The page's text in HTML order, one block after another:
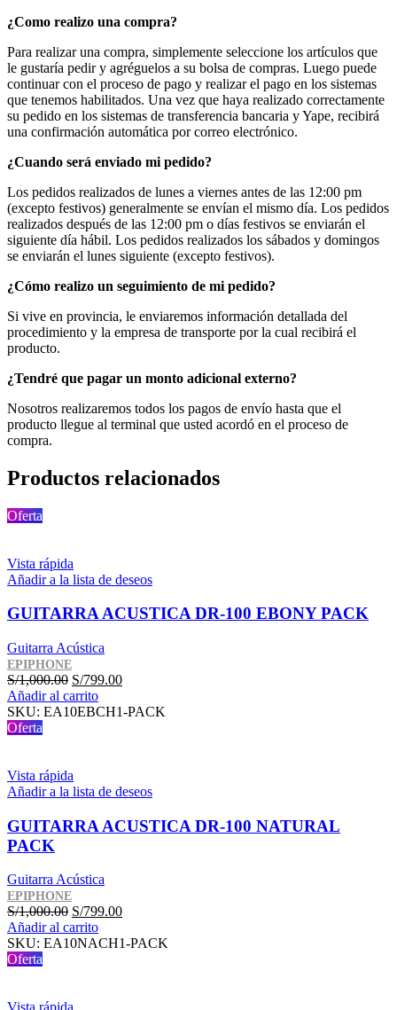
¿Como realizo una compra?
Para realizar una compra, simplemente seleccione los artículos que
le gustaría pedir y agréguelos a su bolsa de compras. Luego puede
continuar con el proceso de pago y realizar el pago en los sistemas
que tenemos habilitados. Una vez que haya realizado correctamente
su pedido en los sistemas de transferencia bancaria y Yape, recibirá
una confirmación automática por correo electrónico.
¿Cuando será enviado mi pedido?
Los pedidos realizados de lunes a viernes antes de las 12:00 pm
(excepto festivos) generalmente se envían el mismo día. Los pedidos
realizados después de las 12:00 pm o días festivos se enviarán el
siguiente día hábil. Los pedidos realizados los sábados y domingos
se enviarán el lunes siguiente (excepto festivos).
¿Cómo realizo un seguimiento de mi pedido?
Si vive en provincia, le enviaremos información detallada del
procedimiento y la empresa de transporte por la cual recibirá el
producto.
¿Tendré que pagar un monto adicional externo?
Nosotros realizaremos todos los pagos de envío hasta que el
producto llegue al terminal que usted acordó en el proceso de
compra.
Productos relacionados
Oferta
Vista rápida
Añadir a la lista de deseos
GUITARRA ACUSTICA DR-100 EBONY PACK
Guitarra Acústica
EPIPHONE
S/1,000.00 El
precio
original
S/799.00El
actual
Añadir al carrito
SKU: EA10EBCH1-PACK
Oferta
Vista rápida
Añadir a la lista de deseos
GUITARRA ACUSTICA DR-100 NATURAL
PACK
Guitarra Acústica
EPIPHONE
S/1,000.00 El
precio
original
S/799.00El
actual
Añadir al carrito
SKU: EA10NACH1-PACK
Oferta